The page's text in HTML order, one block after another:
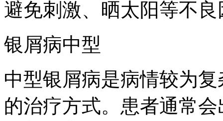
避免刺激、晒太阳等不良
银屑病中型
中型银屑病是病情较为
的治疗方式。患者通常